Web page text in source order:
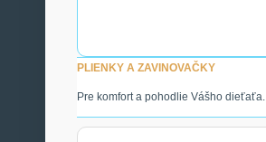
PLIENKY A ZAVINOVAČKY
Pre komfort a pohodlie Vášho dieťaťa.